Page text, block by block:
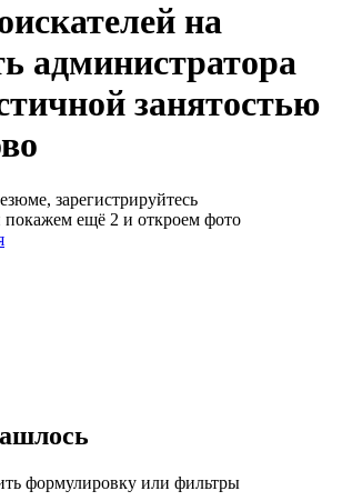
на
администратора
занятостью
зарегистрируйтесь
покажем ещё 2 и откроем фото
формулировку или фильтры